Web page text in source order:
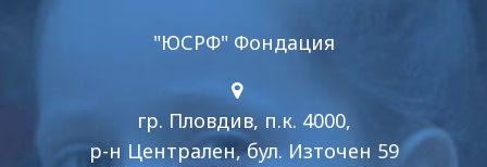
"ЮСРФ" Фондация
гр. Пловдив, п.к. 4000,
р-н Централен, бул. Източен 59